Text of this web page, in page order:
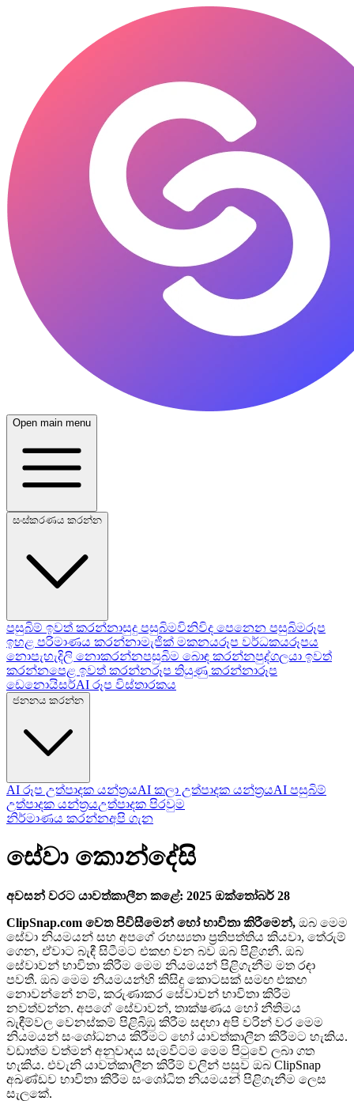
Open main menu
සංස්කරණය කරන්න
පසුබිම් ඉවත් කරන්නාසුදු පසුබිමවිනිවිද පෙනෙන පසුබිමරූප
ඉහළ පරිමාණය කරන්නාමැජික් මකනයරූප වර්ධකයරූපය
නොපැහැදිලි නොකරන්නපසුබිම බොඳ කරන්නපුද්ගලයා ඉවත්
කරන්නපෙළ ඉවත් කරන්නරූප තියුණු කරන්නාරූප
ඩෙනොයිසර්AI රූප විස්තාරකය
ජනනය කරන්න
AI රූප උත්පාදක යන්ත්‍රයAI කලා උත්පාදක යන්ත්‍රයAI පසුබිම්
උත්පාදක යන්ත්‍රයඋත්පාදක පිරවුම
නිර්මාණය කරන්නඅපි ගැන
සේවා කොන්දේසි
අවසන් වරට යාවත්කාලීන කළේ: 2025 ඔක්තෝබර් 28
ClipSnap.com වෙත පිවිසීමෙන් හෝ භාවිතා කිරීමෙන්, ඔබ මෙම
සේවා නියමයන් සහ අපගේ රහස්‍යතා ප්‍රතිපත්තිය කියවා, තේරුම්
ගෙන, ඒවාට බැඳී සිටීමට එකඟ වන බව ඔබ පිළිගනී. ඔබ
සේවාවන් භාවිතා කිරීම මෙම නියමයන් පිළිගැනීම මත රඳා
පවතී. ඔබ මෙම නියමයන්හි කිසිදු කොටසක් සමඟ එකඟ
නොවන්නේ නම්, කරුණාකර සේවාවන් භාවිතා කිරීම
නවත්වන්න. අපගේ සේවාවන්, තාක්ෂණය හෝ නීතිමය
බැඳීම්වල වෙනස්කම් පිළිබිඹු කිරීම සඳහා අපි වරින් වර මෙම
නියමයන් සංශෝධනය කිරීමට හෝ යාවත්කාලීන කිරීමට හැකිය.
වඩාත්ම වත්මන් අනුවාදය සැමවිටම මෙම පිටුවේ ලබා ගත
හැකිය. එවැනි යාවත්කාලීන කිරීම් වලින් පසුව ඔබ ClipSnap
අඛණ්ඩව භාවිතා කිරීම සංශෝධිත නියමයන් පිළිගැනීම ලෙස
සැලකේ.